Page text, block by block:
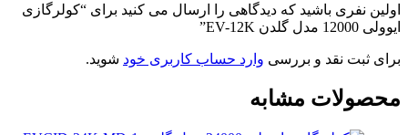
اولین نفری باشید که دیدگاهی را ارسال می کنید برای “کولرگازی
ایوولی 12000 مدل گلدن EV-12K”
برای ثبت نقد و بررسی وارد حساب کاربری خود شوید.
محصولات مشابه